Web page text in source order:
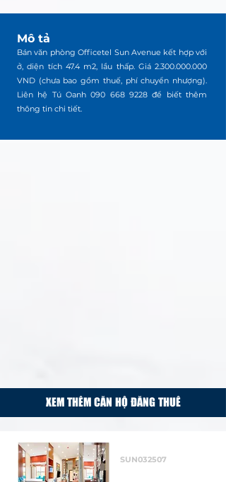
Mô tả
Bán văn phòng Officetel Sun Avenue kết hợp với
ở, diện tích 47.4 m2, lầu thấp. Giá 2.300.000.000
VND (chưa bao gồm thuế, phí chuyển nhượng).
Liên hệ Tú Oanh090 668 9228 để biết thêm
thông tin chi tiết.
XEM THÊM CĂN HỘ ĐĂNG THUÊ
SUN032507